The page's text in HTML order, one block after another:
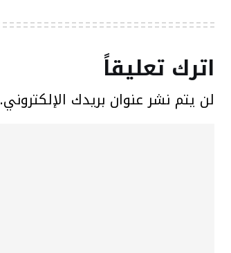
اترك تعليقاً
لن يتم نشر عنوان بريدك الإلكتروني.